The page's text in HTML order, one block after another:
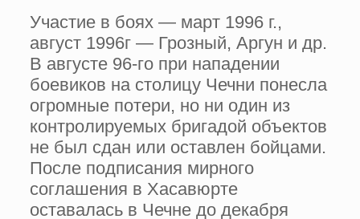
Участие в боях — март 1996 г.,
август 1996г — Грозный, Аргун и др.
В августе 96-го при нападении
боевиков на столицу Чечни понесла
огромные потери, но ни один из
контролируемых бригадой объектов
не был сдан или оставлен бойцами.
После подписания мирного
соглашения в Хасавюрте
оставалась в Чечне до декабря